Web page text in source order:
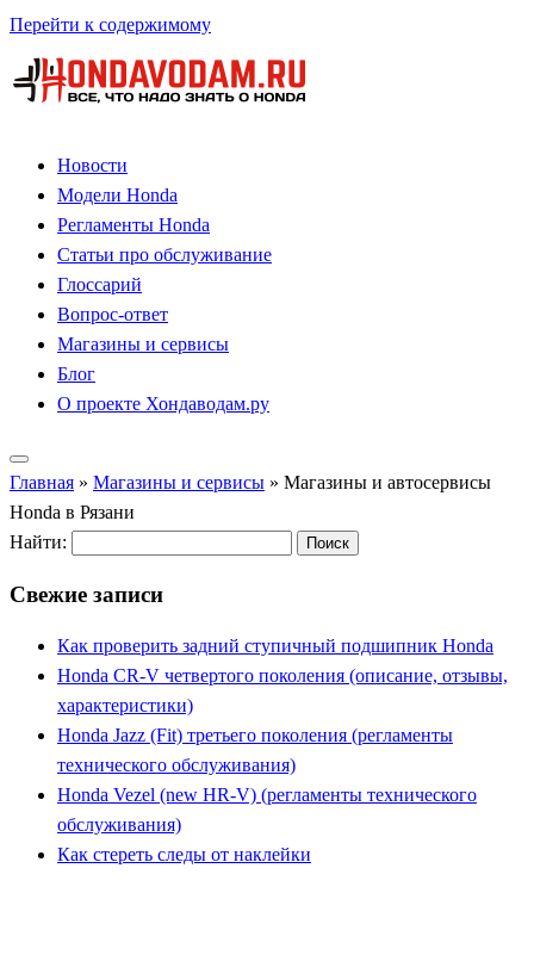
Перейти к содержимому
Новости
Модели Honda
Регламенты Honda
Статьи про обслуживание
Глоссарий
Вопрос-ответ
Магазины и сервисы
Блог
О проекте Хондаводам.ру
Главная » Магазины и сервисы » Магазины и автосервисы
Honda в Рязани
Найти:
Свежие записи
Как проверить задний ступичный подшипник Honda
Honda CR-V четвертого поколения (описание, отзывы,
характеристики)
Honda Jazz (Fit) третьего поколения (регламенты
технического обслуживания)
Honda Vezel (new HR-V) (регламенты технического
обслуживания)
Как стереть следы от наклейки